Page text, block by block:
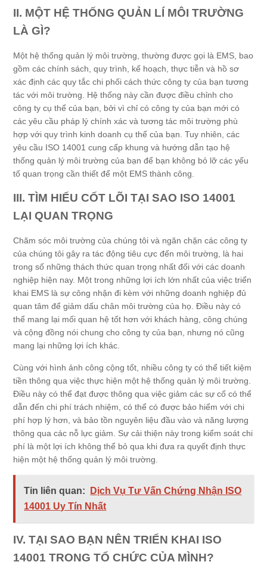
II. MỘT HỆ THỐNG QUẢN LÍ MÔI TRƯỜNG
LÀ GÌ?
Một hệ thống quản lý môi trường, thường được gọi là EMS, bao
gồm các chính sách, quy trình, kế hoạch, thực tiễn và hồ sơ
xác định các quy tắc chi phối cách thức công ty của bạn tương
tác với môi trường. Hệ thống này cần được điều chỉnh cho
công ty cụ thể của bạn, bởi vì chỉ có công ty của bạn mới có
các yêu cầu pháp lý chính xác và tương tác môi trường phù
hợp với quy trình kinh doanh cụ thể của bạn. Tuy nhiên, các
yêu cầu ISO 14001 cung cấp khung và hướng dẫn tạo hệ
thống quản lý môi trường của bạn để bạn không bỏ lỡ các yếu
tố quan trọng cần thiết để một EMS thành công.
III. TÌM HIỂU CỐT LÕI TẠI SAO ISO 14001
LẠI QUAN TRỌNG
Chăm sóc môi trường của chúng tôi và ngăn chặn các công ty
của chúng tôi gây ra tác động tiêu cực đến môi trường, là hai
trong số những thách thức quan trọng nhất đối với các doanh
nghiệp hiện nay. Một trong những lợi ích lớn nhất của việc triển
khai EMS là sự công nhận đi kèm với những doanh nghiệp đủ
quan tâm để giảm dấu chân môi trường của họ. Điều này có
thể mang lại mối quan hệ tốt hơn với khách hàng, công chúng
và cộng đồng nói chung cho công ty của bạn, nhưng nó cũng
mang lại những lợi ích khác.
Cùng với hình ảnh công cộng tốt, nhiều công ty có thể tiết kiệm
tiền thông qua việc thực hiện một hệ thống quản lý môi trường.
Điều này có thể đạt được thông qua việc giảm các sự cố có thể
dẫn đến chi phí trách nhiệm, có thể có được bảo hiểm với chi
phí hợp lý hơn, và bảo tồn nguyên liệu đầu vào và năng lượng
thông qua các nỗ lực giảm. Sự cải thiện này trong kiểm soát chi
phí là một lợi ích không thể bỏ qua khi đưa ra quyết định thực
hiện một hệ thống quản lý môi trường.
Tin liên quan:
Dịch Vụ Tư Vấn Chứng Nhận ISO
14001 Uy Tín Nhất
IV. TẠI SAO BẠN NÊN TRIỂN KHAI ISO
14001 TRONG TỔ CHỨC CỦA MÌNH?